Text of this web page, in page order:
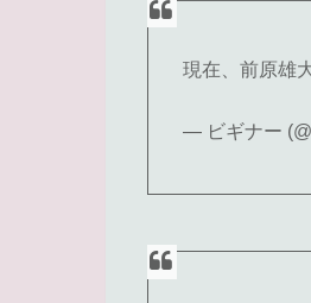
現在、前原雄
— ビギナー